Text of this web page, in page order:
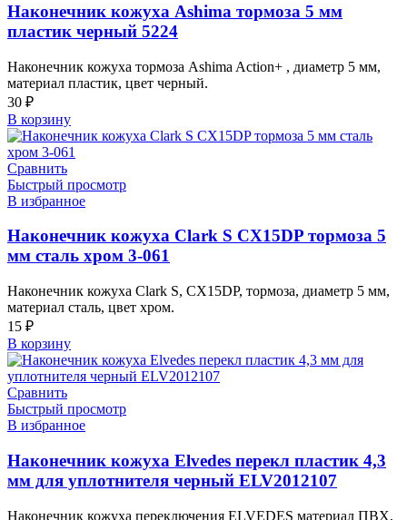
Наконечник кожуха Ashima тормоза 5 мм
пластик черный 5224
Наконечник кожуха тормоза Ashima Action+ , диаметр 5 мм,
материал пластик, цвет черный.
30 ₽
В корзину
Сравнить
Быстрый просмотр
В избранное
Наконечник кожуха Clark S CX15DP тормоза 5
мм сталь хром 3-061
Наконечник кожуха Clark S, CX15DP, тормоза, диаметр 5 мм,
материал сталь, цвет хром.
15 ₽
В корзину
Сравнить
Быстрый просмотр
В избранное
Наконечник кожуха Elvedes перекл пластик 4,3
мм для уплотнителя черный ELV2012107
Наконечник кожуха переключения ELVEDES материал ПВХ,